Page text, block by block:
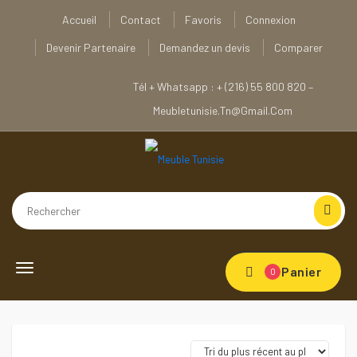
Accueil Contact Favoris Connexion
Devenir Partenaire Demandez un devis Comparer
Tél + Whatsapp : + (216) 55 800 820 –
Meubletunisie.tn@gmail.com
Toggle navigation 0 Panier